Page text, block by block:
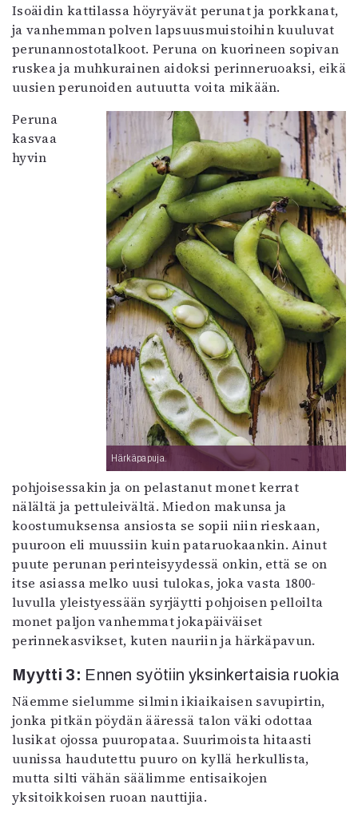
Isoäidin kattilassa höyryävät perunat ja porkkanat,
ja vanhemman polven lapsuusmuistoihin kuuluvat
perunannostotalkoot. Peruna on kuorineen sopivan
ruskea ja muhkurainen aidoksi perinneruoaksi, eikä
uusien perunoiden autuutta voita mikään.
Härkäpapuja.
Peruna
kasvaa
hyvin
pohjoisessakin ja on pelastanut monet kerrat
nälältä ja pettuleivältä. Miedon makunsa ja
koostumuksensa ansiosta se sopii niin rieskaan,
puuroon eli muussiin kuin pataruokaankin. Ainut
puute perunan perinteisyydessä onkin, että se on
itse asiassa melko uusi tulokas, joka vasta 1800-
luvulla yleistyessään syrjäytti pohjoisen pelloilta
monet paljon vanhemmat jokapäiväiset
perinnekasvikset, kuten nauriin ja härkäpavun.
Myytti 3: Ennen syötiin yksinkertaisia ruokia
Näemme sielumme silmin ikiaikaisen savupirtin,
jonka pitkän pöydän ääressä talon väki odottaa
lusikat ojossa puuropataa. Suurimoista hitaasti
uunissa haudutettu puuro on kyllä herkullista,
mutta silti vähän säälimme entisaikojen
yksitoikkoisen ruoan nauttijia.